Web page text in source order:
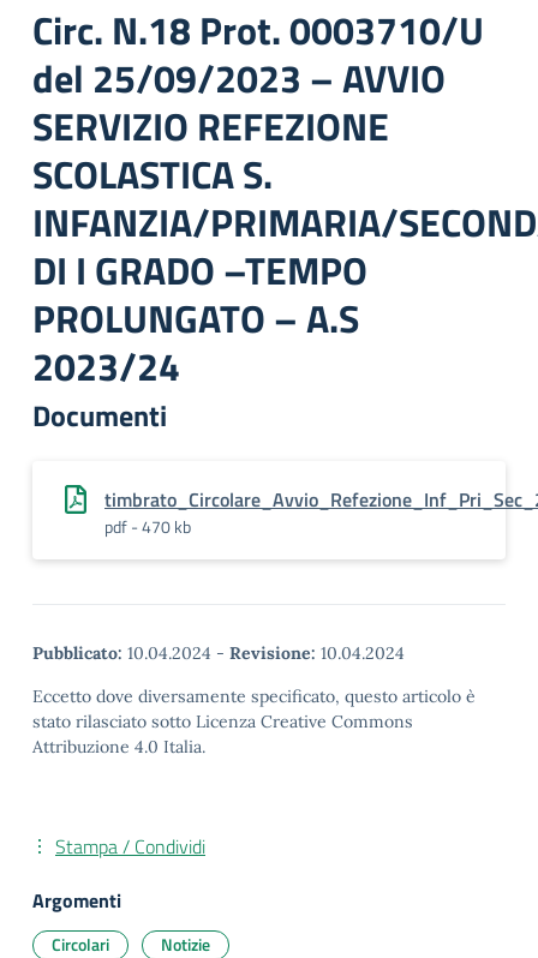
Circ. N.18 Prot. 0003710/U
del 25/09/2023 – AVVIO
SERVIZIO REFEZIONE
SCOLASTICA S.
INFANZIA/PRIMARIA/
DI I GRADO –TEMPO
PROLUNGATO – A.S
2023/24
Documenti
pdf - 470 kb
Pubblicato: 10.04.2024 - Revisione: 10.04.2024
Eccetto dove diversamente specificato, questo articolo è
stato rilasciato sotto Licenza Creative Commons
Attribuzione 4.0 Italia.
Stampa / Condividi
Argomenti
Circolari Notizie